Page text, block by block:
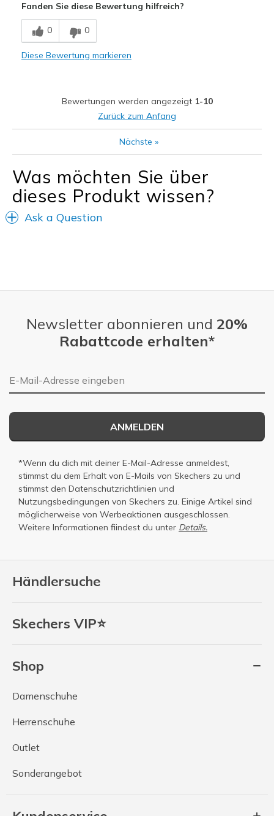
Poor Quality
View On Shoes
Fanden Sie diese Bewertung hilfreich?
0 0
Diese Bewertung markieren
Bewertungen werden angezeigt 1-10
Zurück zum Anfang
Nächste »
Was möchten Sie über
dieses Produkt wissen?
Ask a Question
Händlersuche
Skechers VIP⭐
Shop
Damenschuhe
Herrenschuhe
Outlet
Sonderangebot
Newsletter abonnieren und 20%
Rabattcode erhalten*
E-Mail-Adresse
ANMELDEN
*Wenn du dich mit deiner E-Mail-Adresse anmeldest,
stimmst du dem Erhalt von E-Mails von Skechers zu und
stimmst den Datenschutzrichtlinien und
Nutzungsbedingungen von Skechers zu. Einige Artikel sind
möglicherweise von Werbeaktionen ausgeschlossen.
Weitere Informationen fiindest du unter Details.